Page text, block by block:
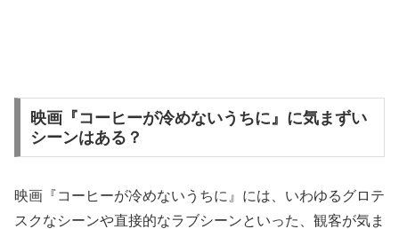
映画『コーヒーが冷めないうちに』に気まずい
シーンはある？
映画『コーヒーが冷めないうちに』には、いわゆるグロテ
スクなシーンや直接的なラブシーンといった、観客が気ま